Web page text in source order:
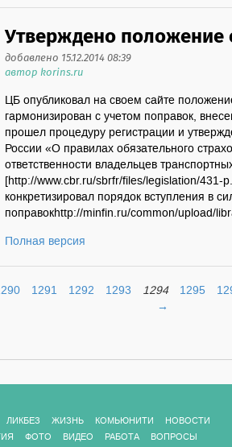
Утверждено положение
добавлено 15.12.2014 08:39
автор korins.ru
ЦБ опубликовал на своем сайте
гармонизирован с учетом поправок,
прошел процедуру регистрации и
России «О правилах обязательного
ответственности владельцев
[http://www.cbr.ru/sbrfr/files/legislation/
конкретизировал порядок вступления в
поправокhttp://minfin.ru/common/upload/
Полная версия
1291 1292 1293 1294 1295
→
ЛИКБЕЗ ЖИЗНЬ КОМЬЮНИТИ
НОВОСТИ
ФОТО ВИДЕО РАБОТА
ВОПРОСЫ